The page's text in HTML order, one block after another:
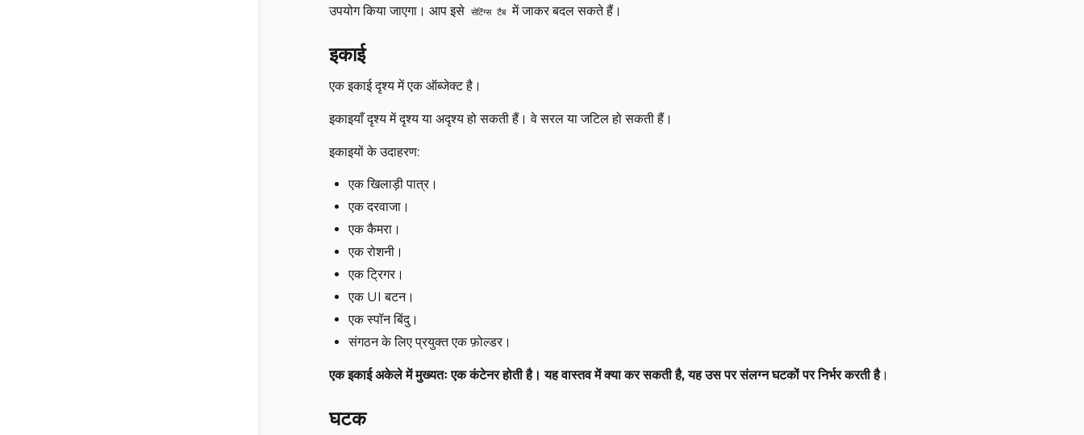
उपयोग किया जाएगा। आप इसे सेटिंग्स टैब में जाकर बदल सकते हैं।
इकाई
एक इकाई दृश्य में एक ऑब्जेक्ट है।
इकाइयाँ दृश्य में दृश्य या अदृश्य हो सकती हैं। वे सरल या जटिल हो सकती हैं।
इकाइयों के उदाहरण:
एक खिलाड़ी पात्र।
एक दरवाजा।
एक कैमरा।
एक रोशनी।
एक ट्रिगर।
एक UI बटन।
एक स्पॉन बिंदु।
संगठन के लिए प्रयुक्त एक फ़ोल्डर।
एक इकाई अकेले में मुख्यतः एक कंटेनर होती है। यह वास्तव में क्या कर सकती है, यह उस पर संलग्न घटकों पर निर्भर करती है।
घटक